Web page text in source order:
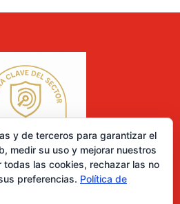
y de terceros para garantizar el
medir su uso y mejorar nuestros
las cookies, rechazar las no
preferencias. Política de